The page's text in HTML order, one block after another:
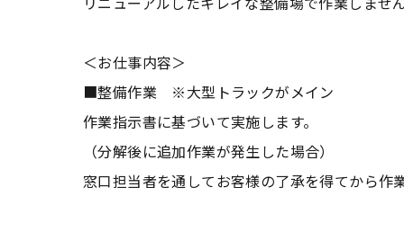
＜お仕事内容＞
■整備作業 ※大型トラックがメイン
作業指示書に基づいて実施します。
（分解後に追加作業が発生した場合）
窓口担当者を通してお客様の了承を得てから作業